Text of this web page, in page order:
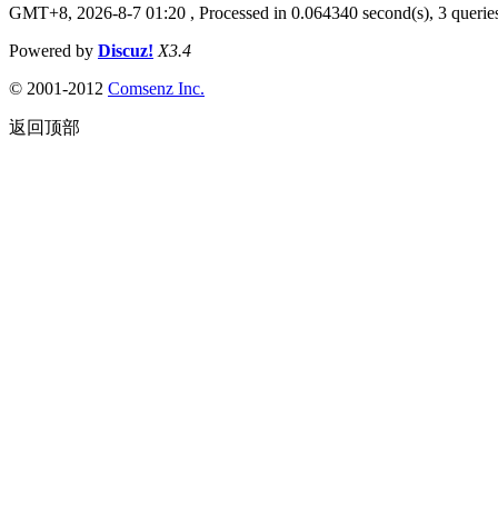
GMT+8, 2026-8-7 01:20 , Processed in 0.064340 second(s), 3
Powered by Discuz! X3.4
© 2001-2012 Comsenz Inc.
返回顶部